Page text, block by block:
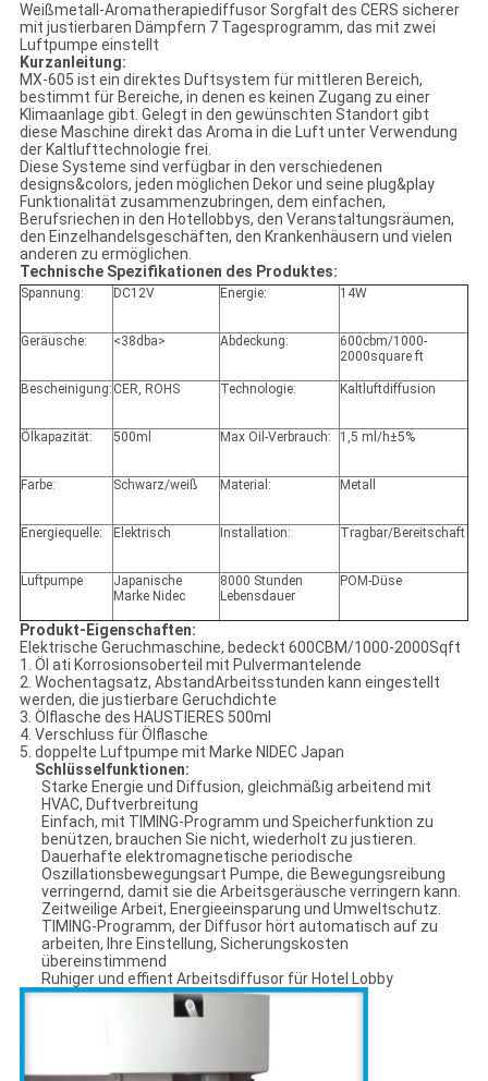
Weißmetall-Aromatherapiediffusor Sorgfalt des CERS sicherer
mit justierbaren Dämpfern 7 Tagesprogramm, das mit zwei
Luftpumpe einstellt
Kurzanleitung:
MX-605 ist ein direktes Duftsystem für mittleren Bereich,
bestimmt für Bereiche, in denen es keinen Zugang zu einer
Klimaanlage gibt. Gelegt in den gewünschten Standort gibt
diese Maschine direkt das Aroma in die Luft unter Verwendung
der Kaltlufttechnologie frei.
Diese Systeme sind verfügbar in den verschiedenen
designs&colors, jeden möglichen Dekor und seine plug&play
Funktionalität zusammenzubringen, dem einfachen,
Berufsriechen in den Hotellobbys, den Veranstaltungsräumen,
den Einzelhandelsgeschäften, den Krankenhäusern und vielen
anderen zu ermöglichen.
Technische Spezifikationen des Produktes:
Spannung: DC12V Energie: 14W
Geräusche: <38dba> Abdeckung:
600cbm/1000-
2000square ft
Bescheinigung: CER, ROHS Technologie: Kaltluftdiffusion
Ölkapazität: 500ml Max Oil-Verbrauch: 1,5 ml/h±5%
Farbe: Schwarz/weiß Material: Metall
Energiequelle: Elektrisch Installation: Tragbar/Bereitschaft
Luftpumpe
Japanische
Marke Nidec
8000 Stunden
Lebensdauer
POM-Düse
Produkt-Eigenschaften:
Elektrische Geruchmaschine, bedeckt 600CBM/1000-2000Sqft
1. Öl ati Korrosionsoberteil mit Pulvermantelende
2. Wochentagsatz, AbstandArbeitsstunden kann eingestellt
werden, die justierbare Geruchdichte
3. Ölflasche des HAUSTIERES 500ml
4. Verschluss für Ölflasche
5. doppelte Luftpumpe mit Marke NIDEC Japan
Schlüsselfunktionen:
Starke Energie und Diffusion, gleichmäßig arbeitend mit
HVAC, Duftverbreitung
Einfach, mit TIMING-Programm und Speicherfunktion zu
benützen, brauchen Sie nicht, wiederholt zu justieren.
Dauerhafte elektromagnetische periodische
Oszillationsbewegungsart Pumpe, die Bewegungsreibung
verringernd, damit sie die Arbeitsgeräusche verringern kann.
Zeitweilige Arbeit, Energieeinsparung und Umweltschutz.
TIMING-Programm, der Diffusor hört automatisch auf zu
arbeiten, Ihre Einstellung, Sicherungskosten
übereinstimmend
Ruhiger und effient Arbeitsdiffusor für Hotel Lobby